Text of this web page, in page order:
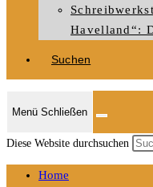
Havelland“:
Suchen
Menü Schließen
Diese Website durchsuchen
Home